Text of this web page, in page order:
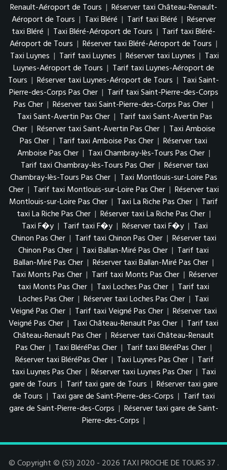
Renault-Aéroport de Tours | Réserver taxi Château-Renault-
Aéroport de Tours | Taxi Bléré | Tarif taxi Bléré | Réserver
taxi Bléré | Taxi Bléré-Aéroport de Tours | Tarif taxi Bléré-
Aéroport de Tours | Réserver taxi Bléré-Aéroport de Tours |
Taxi Luynes | Tarif taxi Luynes | Réserver taxi Luynes | Taxi
Luynes-Aéroport de Tours | Tarif taxi Luynes-Aéroport de
Tours | Réserver taxi Luynes-Aéroport de Tours | Taxi Saint-
Pierre-des-Corps Pas Cher | Tarif taxi Saint-Pierre-des-Corps
Pas Cher | Réserver taxi Saint-Pierre-des-Corps Pas Cher |
Taxi Saint-Avertin Pas Cher | Tarif taxi Saint-Avertin Pas
Cher | Réserver taxi Saint-Avertin Pas Cher | Taxi Amboise
Pas Cher | Tarif taxi Amboise Pas Cher | Réserver taxi
Amboise Pas Cher | Taxi Chambray-lès-Tours Pas Cher |
Tarif taxi Chambray-lès-Tours Pas Cher | Réserver taxi
Chambray-lès-Tours Pas Cher | Taxi Montlouis-sur-Loire Pas
Cher | Tarif taxi Montlouis-sur-Loire Pas Cher | Réserver taxi
Montlouis-sur-Loire Pas Cher | Taxi La Riche Pas Cher | Tarif
taxi La Riche Pas Cher | Réserver taxi La Riche Pas Cher |
Taxi F�y | Tarif taxi F�y | Réserver taxi F�y | Taxi
Chinon Pas Cher | Tarif taxi Chinon Pas Cher | Réserver taxi
Chinon Pas Cher | Taxi Ballan-Miré Pas Cher | Tarif taxi
Ballan-Miré Pas Cher | Réserver taxi Ballan-Miré Pas Cher |
Taxi Monts Pas Cher | Tarif taxi Monts Pas Cher | Réserver
taxi Monts Pas Cher | Taxi Loches Pas Cher | Tarif taxi
Loches Pas Cher | Réserver taxi Loches Pas Cher | Taxi
Veigné Pas Cher | Tarif taxi Veigné Pas Cher | Réserver taxi
Veigné Pas Cher | Taxi Château-Renault Pas Cher | Tarif taxi
Château-Renault Pas Cher | Réserver taxi Château-Renault
Pas Cher | Taxi BléréPas Cher | Tarif taxi BléréPas Cher |
Réserver taxi BléréPas Cher | Taxi Luynes Pas Cher | Tarif
taxi Luynes Pas Cher | Réserver taxi Luynes Pas Cher | Taxi
gare de Tours | Tarif taxi gare de Tours | Réserver taxi gare
de Tours | Taxi gare de Saint-Pierre-des-Corps | Tarif taxi
gare de Saint-Pierre-des-Corps | Réserver taxi gare de Saint-
Pierre-des-Corps |
© Copyright © (S3) 2020 - 2026 TAXI PROCHE DE TOURS 37 .